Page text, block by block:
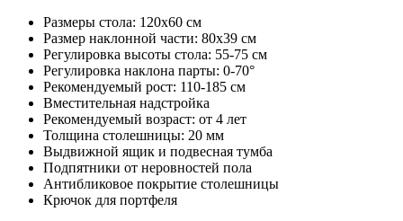
Размеры стола: 120x60 см
Размер наклонной части: 80x39 см
Регулировка высоты стола: 55-75 см
Регулировка наклона парты: 0-70°
Рекомендуемый рост: 110-185 см
Вместительная надстройка
Рекомендуемый возраст: от 4 лет
Толщина столешницы: 20 мм
Выдвижной ящик и подвесная тумба
Подпятники от неровностей пола
Антибликовое покрытие столешницы
Крючок для портфеля